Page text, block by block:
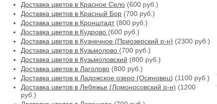
Доставка цветов в Красное Село (600 руб.)
Доставка цветов в Красный Бор (700 руб.)
Доставка цветов в Кронштадт(800 руб.)
Доставка цветов в Кудрово (600 руб.)
Доставка цветов в Кузнечное (Приозерский р-н) (2300 руб.)
Доставка цветов в Кузьмолово (700 руб.)
Доставка цветов в Кузьмоловский (800 руб.)
Доставка цветов в Лаголово (800 руб.)
Доставка цветов в Ладожское озеро (Осиновец) (1100 руб.)
Доставка цветов в Лебяжье (Ломоносовский р-н) (1200
руб.)